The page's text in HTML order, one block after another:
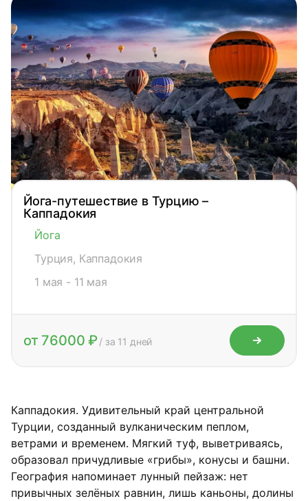
Йога-путешествие в Турцию –
Каппадокия
Йога
Турция, Каппадокия
1 мая - 11 мая
от 76000 ₽/ за 11 дней
Каппадокия. Удивительный край центральной
Турции, созданный вулканическим пеплом,
ветрами и временем. Мягкий туф, выветриваясь,
образовал причудливые «грибы», конусы и башни.
География напоминает лунный пейзаж: нет
привычных зелёных равнин, лишь каньоны, долины